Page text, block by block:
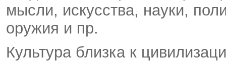
мысли, искусства, науки,
оружия и пр.
Культура близка к